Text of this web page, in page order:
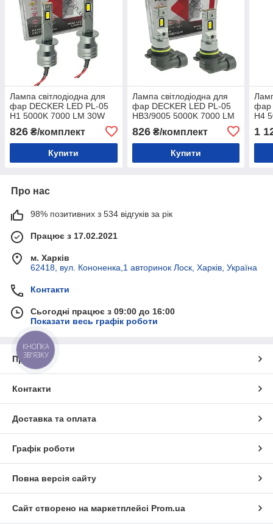
Лампа світлодіодна для
фар DECKER LED PL-05
H1 5000K 7000 LM 30W
826 ₴/комплект
Купити
Лампа світлодіодна для
фар DECKER LED PL-05
HB3/9005 5000K 7000 LM
826₴/комплект
Купити
фар
H4
1
Про нас
98% позитивних з 534 відгуків за рік
Працює з 17.02.2021
м. Харків
62418, вул. Кононенка,1 авторинок Лоск, Харків, Україна
Контакти
Сьогодні працює з 09:00 до 16:00
Показати весь графік роботи
Про нас
Контакти
Доставка та оплата
Графік роботи
Повна версія сайту
Сайт створено на маркетплейсі Prom.ua
КНОПКА
ЗВ'ЯЗКУ